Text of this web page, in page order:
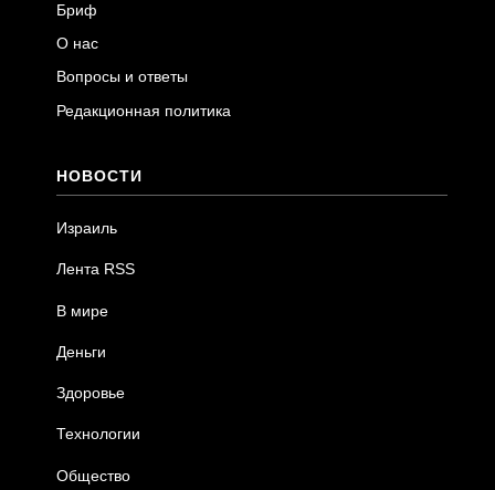
Бриф
О нас
Вопросы и ответы
Редакционная политика
НОВОСТИ
Израиль
Лента RSS
В мире
Деньги
Здоровье
Технологии
Общество